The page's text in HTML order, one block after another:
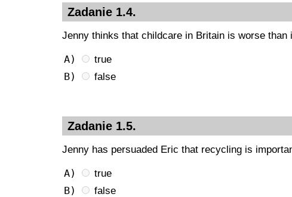
Zadanie 1.4.
Jenny thinks that childcare in Britain is worse than
A) true
B) false
Zadanie 1.5.
Jenny has persuaded Eric that recycling is
A) true
B) false